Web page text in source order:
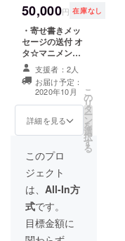
名前を掲載。
お申し込みの際
に、エンディン
グロールに掲載
するお名前（本
名、ハンドル
ネームなど可）
を備考欄にご記
入ください。 ・
バーによる限定
生放送視聴権
ループ配信にて
実施します。
・打ち上げ動画
（1時間程度）の
視聴権 ギガ
ファイル等を利
用してデータで
お渡し。
生 コラボ缶
バッジ 6ヶセッ
トをお届け 漫
画家の椿かすが
先生によるコラ
ボ画を缶バッジ
にしてお届けし
ます。 ・メン
バーによるトー
ク動画（1時間）
の視聴権。 ギ
ガファイル等を
でお渡し。 ・
配信エンディン
グでのエンディ
ングロールにお
名前を掲載。
お申し込みの際
に、エンディン
グロールに掲載
50,000円 在庫なし
・寄せ書きメッ
セージの送付 オ
タ☆マニメン
バー（大林宜
裕、Ｌｕｕ．、
まるたにあや
の、タジマ ホノ
カ、オタ神）全
員の寄せ書き
します。 ・椿先
生 コラボ缶
バッジ 6ヶセッ
トをお届け 漫
画家の椿かすが
先生によるコラ
ボ画を缶バッジ
にしてお届けし
支援者：2人
お届け予定：
2020年10月
詳細を見る
こ
の
リ
タ
ー
ン
を
選
択
す
る
このプロ
ジェクト
は、 All-In方
式です。
目標金額に